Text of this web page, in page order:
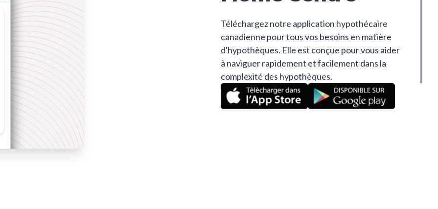
Téléchargez notre application hypothécaire
canadienne pour tous vos besoins en matière
d'hypothèques. Elle est conçue pour vous aider
à naviguer rapidement et facilement dans la
complexité des hypothèques.